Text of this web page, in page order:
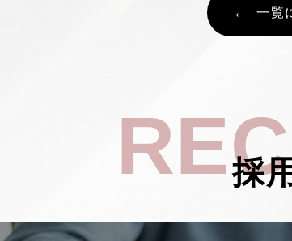
一覧
採